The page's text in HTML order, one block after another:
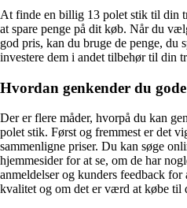
At finde en billig 13 polet stik til din
at spare penge på dit køb. Når du
god pris, kan du bruge de penge, du
investere dem i andet tilbehør til din
Hvordan genkender du
Der er flere måder, hvorpå du kan
polet stik. Først og fremmest er det
sammenligne priser. Du kan søge
hjemmesider for at se, om de har
anmeldelser og kunders feedback
kvalitet og om det er værd at købe til